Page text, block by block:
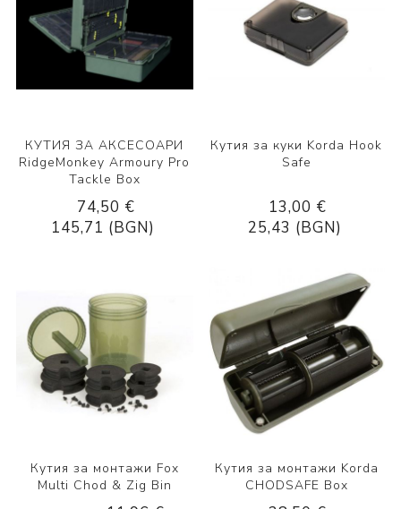
КУТИЯ ЗА АКСЕСОАРИ
RidgeMonkey Armoury Pro
Tackle Box
74,50 €
145,71 (BGN)
Кутия за куки Korda Hook
Safe
13,00 €
25,43 (BGN)
Кутия за монтажи Fox
Multi Chod & Zig Bin
Кутия за монтажи Korda
CHODSAFE Box